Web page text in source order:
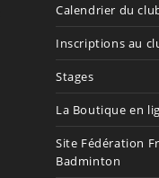
Calendrier du
Inscriptions au
Stages
La Boutique en
Site Fédération
Badminton